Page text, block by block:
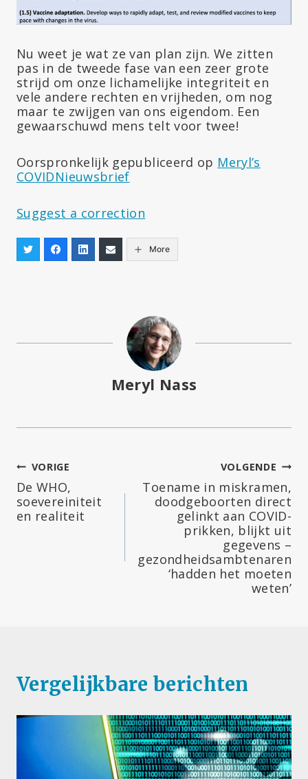
Nu weet je wat ze van plan zijn. We zitten
pas in de tweede fase van een zeer grote
strijd om onze lichamelijke integriteit en
vele andere rechten en vrijheden, om nog
maar te zwijgen van ons eigendom. Een
gewaarschuwd mens telt voor twee!
Oorspronkelijk gepubliceerd op Meryl’s
COVIDNieuwsbrief
Suggest a correction
More
Meryl Nass
Bericht
navigatie
VORIGE
De WHO,
soevereiniteit
en realiteit
VOLGENDE
Toename in miskramen,
doodgeboorten direct
gelinkt aan COVID-
prikken, blijkt uit
gegevens –
gezondheidsambtenaren
‘hadden het moeten
weten’
Vergelijkbare berichten